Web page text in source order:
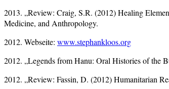
2013. „Review: Craig, S.R. (2012) Healing
Medicine, and Anthropology.
2012. Webseite: www.stephankloos.org
2012. „Legends from Hanu: Oral Histories of the
2012. „Review: Fassin, D. (2012) Humanitarian